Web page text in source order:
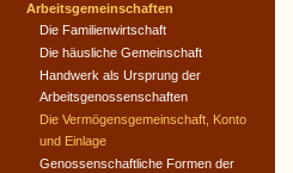
Arbeitsgemeinschaften
Die Familienwirtschaft
Die häusliche Gemeinschaft
Handwerk als Ursprung der
Arbeitsgenossenschaften
Die Vermögensgemeinschaft, Konto
und Einlage
Genossenschaftliche Formen der